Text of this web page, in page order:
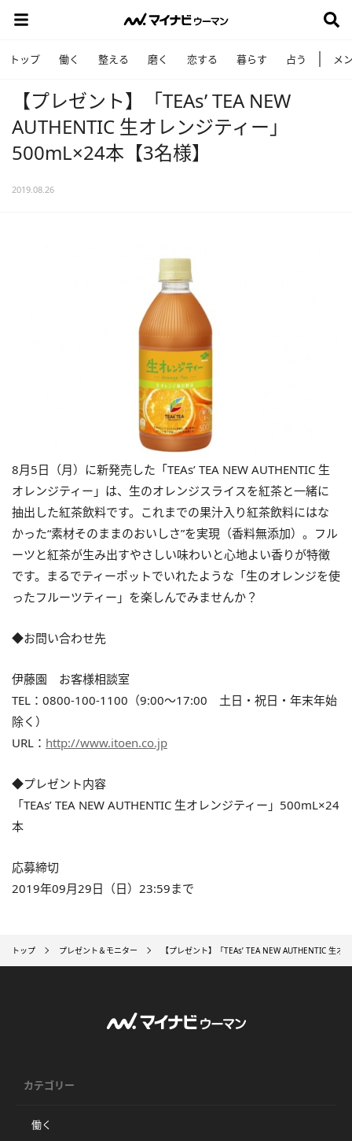
トップ 働く 整える 磨く 恋する 暮らす 占う メ
【プレゼント】「TEAs’ TEA NEW
AUTHENTIC 生オレンジティー」
500mL×24本【3名様】
2019.08.26
8月5日（月）に新発売した「TEAs’ TEA NEW AUTHENTIC 生
オレンジティー」は、生のオレンジスライスを紅茶と一緒に
抽出した紅茶飲料です。これまでの果汁入り紅茶飲料にはな
かった“素材そのままのおいしさ”を実現（香料無添加）。フル
ーツと紅茶が生み出すやさしい味わいと心地よい香りが特徴
です。まるでティーポットでいれたような「生のオレンジを使
ったフルーツティー」を楽しんでみませんか？
◆お問い合わせ先
伊藤園 お客様相談室
TEL：0800-100-1100（9:00～17:00 土日・祝日・年末年始
除く）
URL： http://www.itoen.co.jp
◆プレゼント内容
「TEAs’ TEA NEW AUTHENTIC 生オレンジティー」500mL×24
本
応募締切
2019年09月29日（日）23:59まで
トップ プレゼント＆モニター 【プレゼント】「TEAs’ TEA NEW AUTHENTIC 生
カテゴリー
働く